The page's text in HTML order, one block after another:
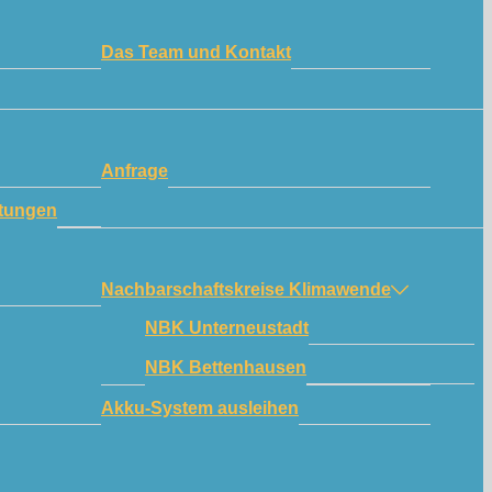
Das Team und Kontakt
Anfrage
Nachbarschaftskreise Klimawende
NBK Unterneustadt
NBK Bettenhausen
Akku-System ausleihen